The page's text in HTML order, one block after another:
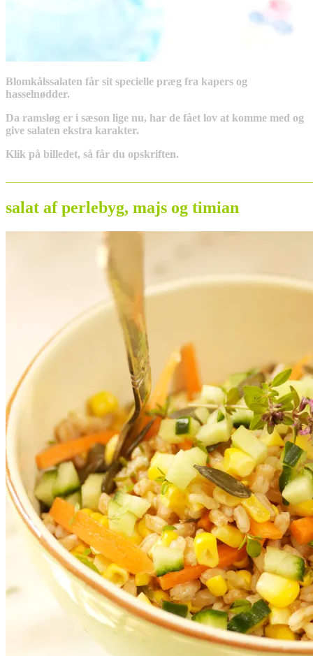
Blomkålssalaten får sit specielle præg fra kapers og
hasselnødder.
Da ramsløg er i sæson lige nu, har de fået lov at komme med og
give salaten ekstra karakter.
Klik på billedet, så får du opskriften.
salat af perlebyg, majs og timian